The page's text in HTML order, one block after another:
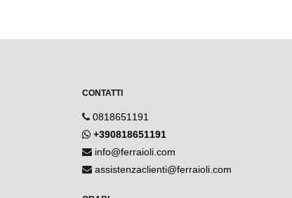
CONTATTI
0818651191
+390818651191
info@ferraioli.com
assistenzaclienti@ferraioli.com